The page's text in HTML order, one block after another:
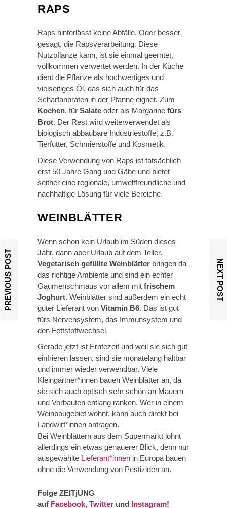
RAPS
Raps hinterlässt keine Abfälle. Oder besser
gesagt, die Rapsverarbeitung. Diese
Nutzpflanze kann, ist sie einmal geerntet,
vollkommen verwertet werden. In der Küche
dient die Pflanze als hochwertiges und
vielseitiges Öl, das sich auch für das
Scharfanbraten in der Pfanne eignet. Zum
Kochen, für Salate oder als Margarine fürs
Brot. Der Rest wird weiterverwendet als
biologisch abbaubare Industriestoffe, z.B.
Tierfutter, Schmierstoffe und Kosmetik.
Diese Verwendung von Raps ist tatsächlich
erst 50 Jahre Gang und Gäbe und bietet
seither eine regionale, umweltfreundliche und
nachhaltige Lösung für viele Bereiche.
WEINBLÄTTER
Wenn schon kein Urlaub im Süden dieses
Jahr, dann aber Urlaub auf dem Teller.
Vegetarisch gefüllte Weinblätter bringen da
das richtige Ambiente und sind ein echter
Gaumenschmaus vor allem mit frischem
Joghurt. Weinblätter sind außerdem ein echt
guter Lieferant von Vitamin B6. Das ist gut
fürs Nervensystem, das Immunsystem und
den Fettstoffwechsel.
Gerade jetzt ist Erntezeit und weil sie sich gut
einfrieren lassen, sind sie monatelang haltbar
und immer wieder verwendbar. Viele
Kleingärtner*innen bauen Weinblätter an, da
sie sich auch optisch sehr schön an Mauern
und Vorbauten entlang ranken. Wer in einem
Weinbaugebiet wohnt, kann auch direkt bei
Landwirt*innen anfragen.
Bei Weinblättern aus dem Supermarkt lohnt
allerdings ein etwas genauerer Blick, denn nur
ausgewählte Lieferant*innen in Europa bauen
ohne die Verwendung von Pestiziden an.
Folge ZEITjUNG
auf Facebook, Twitter und Instagram!
PREVIOUS POST NEXT POST